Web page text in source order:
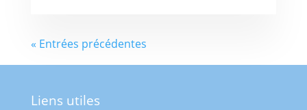
« Entrées précédentes
Liens utiles